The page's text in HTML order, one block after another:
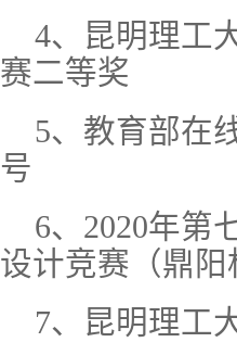
4、昆明理工
赛二等奖
5、教育部在
号
6、2020年第
设计竞赛（鼎
7、昆明理工